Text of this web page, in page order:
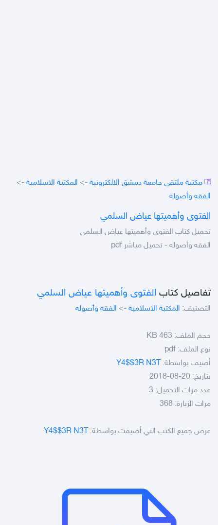
مكتبة ملتقى جامعة دمشق الالكترونية -> المكتبة الاسلامية ->
الفقه وأصوله
الفتوى وأهميتها عياض السلمي
تحميل كتاب الفتوى وأهميتها عياض السلمي
الفقه وأصوله - تحميل مباشر pdf
تفاصيل كتاب الفتوى وأهميتها عياض السلمي
التصنيف: المكتبة الاسلامية -> الفقه وأصوله
حجم الملف: 463 KB
نوع الملف: pdf
أضيف بواسطة: Y4$$3R N3T
بتاريخ: 20-08-2018
عدد مرات التحميل: 3
مرات الزيارة: 368
عرض جميع الكتب التي أضيفت بواسطة: Y4$$3R N3T